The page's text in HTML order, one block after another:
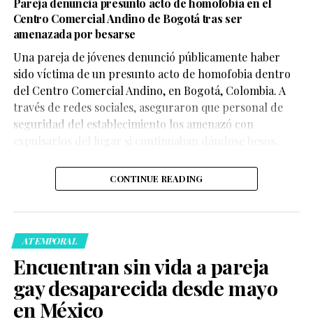
Pareja denuncia presunto acto de homofobia en el
Centro Comercial Andino de Bogotá tras ser
amenazada por besarse
Una pareja de jóvenes denunció públicamente haber
sido víctima de un presunto acto de homofobia dentro
del Centro Comercial Andino, en Bogotá, Colombia. A
través de redes sociales, aseguraron que personal de
seguridad del establecimiento los amenazó con
CONTINUE READING
ATEMPORAL
Encuentran sin vida a pareja
gay desaparecida desde mayo
en México